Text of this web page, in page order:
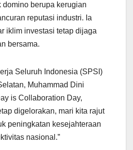
domino berupa kerugian
reputasi industri. Ia
iklim investasi tetap dijaga
bersama.
Seluruh Indonesia (SPSI)
Muhammad Dini
is Collaboration Day,
digelorakan, mari kita rajut
peningkatan kesejahteraan
nasional.”